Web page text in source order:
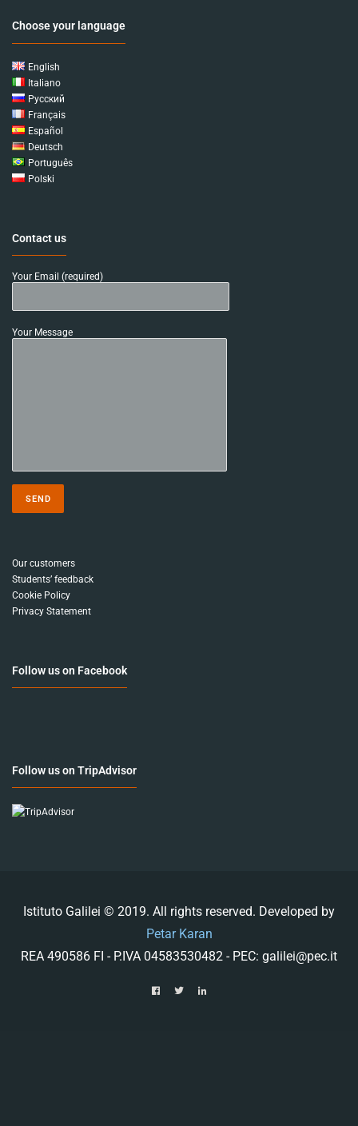
Choose your language
English
Italiano
Русский
Français
Español
Deutsch
Português
Polski
Contact us
Your Email (required)
Your Message
Our customers
Students’ feedback
Cookie Policy
Privacy Statement
Follow us on Facebook
Follow us on TripAdvisor
Istituto Galilei © 2019. All rights reserved. Developed by
Petar Karan
REA 490586 FI - P.IVA 04583530482 - PEC: galilei@pec.it